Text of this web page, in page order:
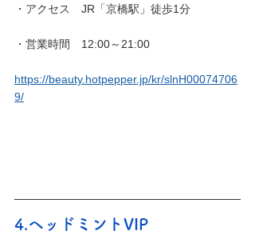
・アクセス　JR「京橋駅」徒歩1分
・営業時間 12:00～21:00
https://beauty.hotpepper.jp/kr/slnH00074706
9/
4.ヘッドミントVIP